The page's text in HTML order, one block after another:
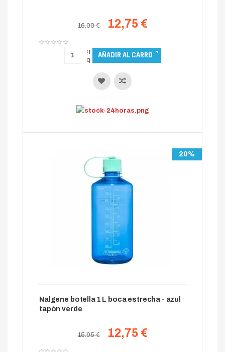
16.00 € 12,75 €
20%
Nalgene botella 1 L boca estrecha - azul
tapón verde
15.95 € 12,75 €